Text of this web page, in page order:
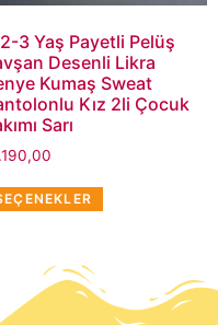
3 Yaş Payetli Pelüş
Desenli Likra
Kumaş Sweat
Kız 2li Çocuk
Sarı